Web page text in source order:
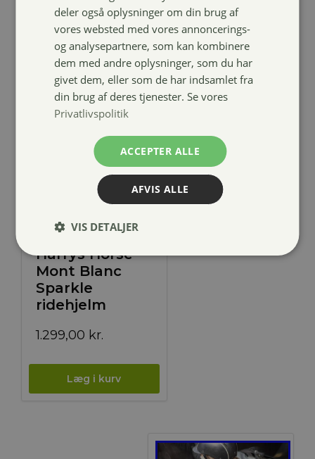
Harrys Horse
Mont Blanc
Sparkle
ridehjelm
1.299,00 kr.
deler også oplysninger om din brug af
vores websted med vores annoncerings-
og analysepartnere, som kan kombinere
dem med andre oplysninger, som du har
givet dem, eller som de har indsamlet fra
din brug af deres tjenester. Se vores
Privatlivspolitik
ACCEPTER ALLE
AFVIS ALLE
VIS DETALJER